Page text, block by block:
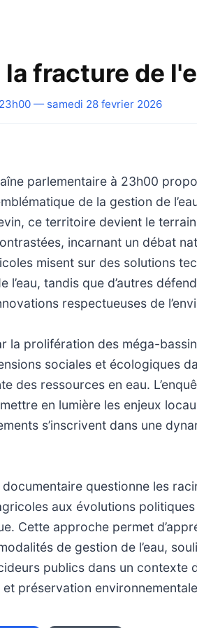
fracture de
— samedi 28 fevrier 2026
parlementaire à 23h00
de la gestion de
ce territoire devient le terrain
incarnant un débat
misent sur des solutions
l’eau, tandis que d’autres
respectueuses de
la prolifération des méga-
sociales et écologiques
des ressources en eau.
en lumière les enjeux
s’inscrivent dans une
questionne les
aux évolutions
Cette approche permet
de gestion de l’eau,
publics dans un contexte
préservation